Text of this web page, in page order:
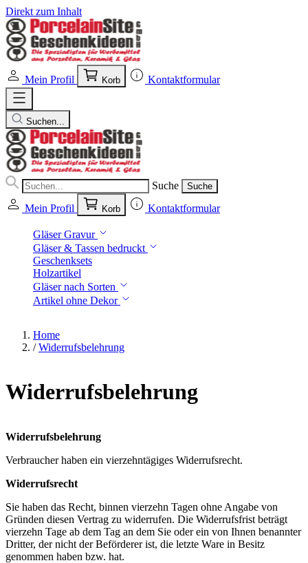
Direkt zum Inhalt
Mein Profil Korb Kontaktformular
Suchen...
Suche Suche
Mein Profil Korb Kontaktformular
Gläser Gravur
Gläser & Tassen bedruckt
Geschenksets
Holzartikel
Gläser nach Sorten
Artikel ohne Dekor
Home
/ Widerrufsbelehrung
Widerrufsbelehrung
Widerrufsbelehrung
Verbraucher haben ein vierzehntägiges Widerrufsrecht.
Widerrufsrecht
Sie haben das Recht, binnen vierzehn Tagen ohne Angabe von
Gründen diesen Vertrag zu widerrufen. Die Widerrufsfrist beträgt
vierzehn Tage ab dem Tag an dem Sie oder ein von Ihnen benannter
Dritter, der nicht der Beförderer ist, die letzte Ware in Besitz
genommen haben bzw. hat.